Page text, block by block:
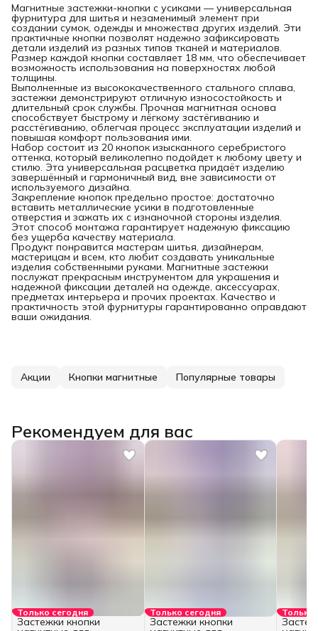
Магнитные застежки-кнопки с усиками — универсальная
фурнитура для шитья и незаменимый элемент при
создании сумок, одежды и множества других изделий. Эти
практичные кнопки позволят надежно зафиксировать
детали изделий из разных типов тканей и материалов.
Размер каждой кнопки составляет 18 мм, что обеспечивает
возможность использования на поверхностях любой
толщины.
Выполненные из высококачественного стального сплава,
застежки демонстрируют отличную износостойкость и
длительный срок службы. Прочная магнитная основа
способствует быстрому и лёгкому застёгиванию и
расстёгиванию, облегчая процесс эксплуатации изделий и
повышая комфорт пользования ими.
Набор состоит из 20 кнопок изысканного серебристого
оттенка, который великолепно подойдет к любому цвету и
стилю. Эта универсальная расцветка придаёт изделию
завершённый и гармоничный вид, вне зависимости от
используемого дизайна.
Закрепление кнопок предельно простое: достаточно
вставить металлические усики в подготовленные
отверстия и зажать их с изнаночной стороны изделия.
Этот способ монтажа гарантирует надежную фиксацию
без ущерба качеству материала.
Продукт понравится мастерам шитья, дизайнерам,
мастерицам и всем, кто любит создавать уникальные
изделия собственными руками. Магнитные застежки
послужат прекрасным инструментом для украшения и
надежной фиксации деталей на одежде, аксессуарах,
предметах интерьера и прочих проектах. Качество и
практичность этой фурнитуры гарантированно оправдают
ваши ожидания.
Акции Кнопки магнитные Популярные товары
Рекомендуем для вас
Только сегодня
Застежки кнопки
Только сегодня
Застежки кнопки
Только